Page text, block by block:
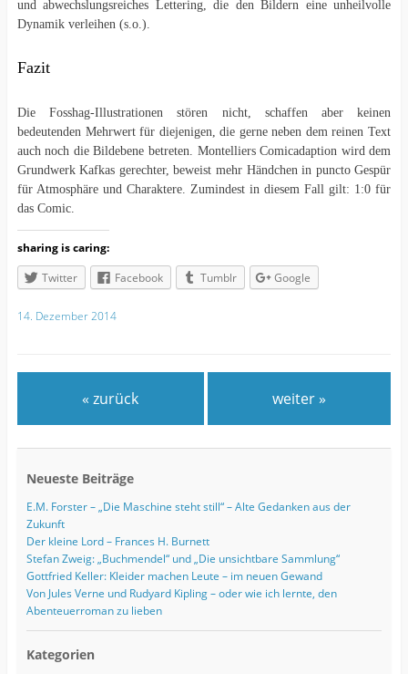
und abwechslungsreiches Lettering, die den Bildern eine unheilvolle
Dynamik verleihen (s.o.).
Fazit
Die Fosshag-Illustrationen stören nicht, schaffen aber keinen
bedeutenden Mehrwert für diejenigen, die gerne neben dem reinen Text
auch noch die Bildebene betreten. Montelliers Comicadaption wird dem
Grundwerk Kafkas gerechter, beweist mehr Händchen in puncto Gespür
für Atmosphäre und Charaktere. Zumindest in diesem Fall gilt: 1:0 für
das Comic.
sharing is caring:
Twitter
Facebook Tumblr Google
14. Dezember 2014
« zurück weiter »
Neueste Beiträge
E.M. Forster – „Die Maschine steht still“ – Alte Gedanken aus der
Zukunft
Der kleine Lord – Frances H. Burnett
Stefan Zweig: „Buchmendel“ und „Die unsichtbare Sammlung“
Gottfried Keller: Kleider machen Leute – im neuen Gewand
Von Jules Verne und Rudyard Kipling – oder wie ich lernte, den
Abenteuerroman zu lieben
Kategorien